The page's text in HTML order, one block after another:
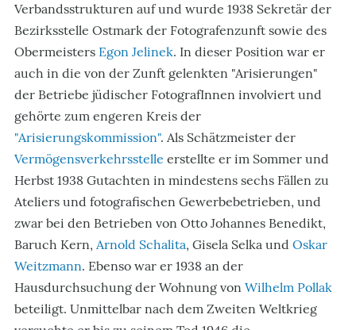
Verbandsstrukturen auf und wurde 1938 Sekretär der
Bezirksstelle Ostmark der Fotografenzunft sowie des
Obermeisters Egon Jelinek. In dieser Position war er
auch in die von der Zunft gelenkten "Arisierungen"
der Betriebe jüdischer FotografInnen involviert und
gehörte zum engeren Kreis der
"Arisierungskommission". Als Schätzmeister der
Vermögensverkehrsstelle erstellte er im Sommer und
Herbst 1938 Gutachten in mindestens sechs Fällen zu
Ateliers und fotografischen Gewerbebetrieben, und
zwar bei den Betrieben von Otto Johannes Benedikt,
Baruch Kern, Arnold Schalita, Gisela Selka und Oskar
Weitzmann. Ebenso war er 1938 an der
Hausdurchsuchung der Wohnung von Wilhelm Pollak
beteiligt. Unmittelbar nach dem Zweiten Weltkrieg